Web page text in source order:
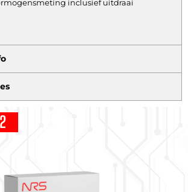
inclusief uitdraai